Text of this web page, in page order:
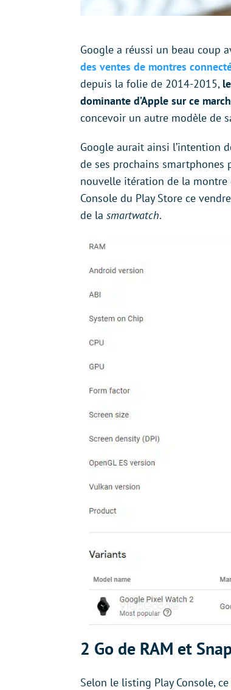
Google a réussi un beau coup
des ventes de montres
depuis la folie de 2014-2015,
dominante d’Apple sur ce
concevoir un autre modèle de
Google aurait ainsi l’intention
de ses prochains smartphones
nouvelle itération de la montre
Console du Play Store ce
de la smartwatch.
2 Go de RAM et
Selon le listing Play Console,